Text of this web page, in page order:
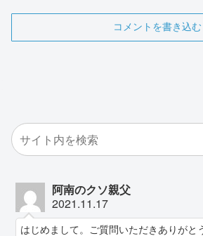
コメントを書き込む
阿南のクソ親父
2021.11.17
はじめまして。ご質問いただきありがと